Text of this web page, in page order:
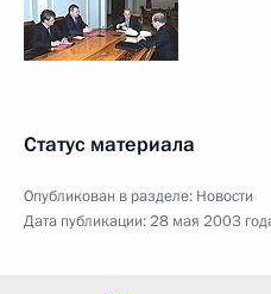
Статус материала
Опубликован в разделе: Новости
Дата публикации:28 мая 2003